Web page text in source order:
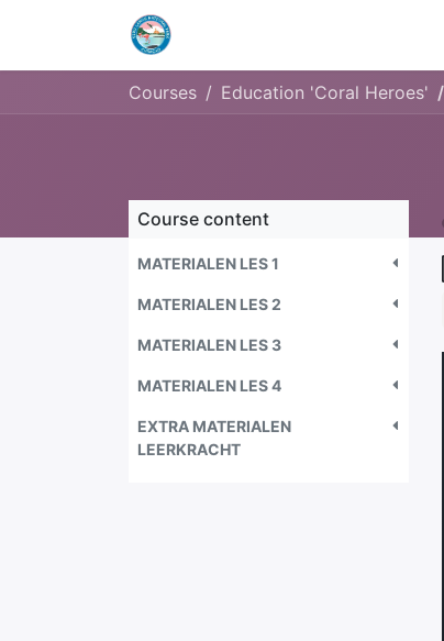
Courses Education 'Coral Heroes'
Course content
MATERIALEN LES 1
MATERIALEN LES 2
MATERIALEN LES 3
MATERIALEN LES 4
EXTRA MATERIALEN
LEERKRACHT